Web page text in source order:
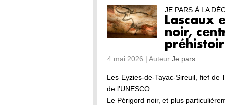
JE PARS À LA
Lascaux
noir,
4 mai 2026 | Auteur Je pars...
Les Eyzies-de-Tayac-Sireuil, fief de
de l’UNESCO.
Le Périgord noir, et plus